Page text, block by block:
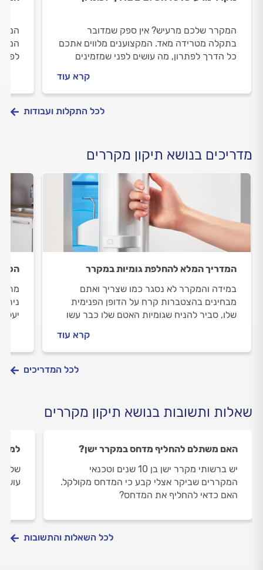
המקרר שלכם מרעיש? אין ספק שמדובר
בתקלה מטרידה מאד. המקצוענים מלווים אתכם
כל הדרך לפתרון, מה עושים לפני שמזמינים
קרא עוד
לכל התקלות ועבודות
מדריכים בנושא תיקון מקררים
המדריך המלא להחלפת גומיות במקרר
במידה והמקרר לא נסגר כמו שצריך ואתם
מבחינים בהצטברות קרח על הדופן הפנימית
שלו, סביר להניח שגומיות האטם שלו כבר עשו
לפני שמזמינים טכנאי ואיך טכנאי מקררים
מקצועי יחליף אותן? כל התשובות במדריך הבא
קרא עוד
הכל
מתי
לכל המדריכים
שאלות ותשובות בנושא תיקון מקררים
האם משתלם להחליף מדחס במקרר ישן?
יש ברשותי מקרר ישן בן 10 שנים וטכנאי
המקררים שביקר אצלי קבע כי המדחס מקולקל.
האם כדאי להחליף את המדחס?
למה
לכל השאלות והתשובות